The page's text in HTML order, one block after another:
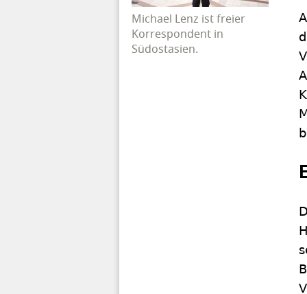
Michael Lenz ist freier
Korrespondent in
Südostasien.